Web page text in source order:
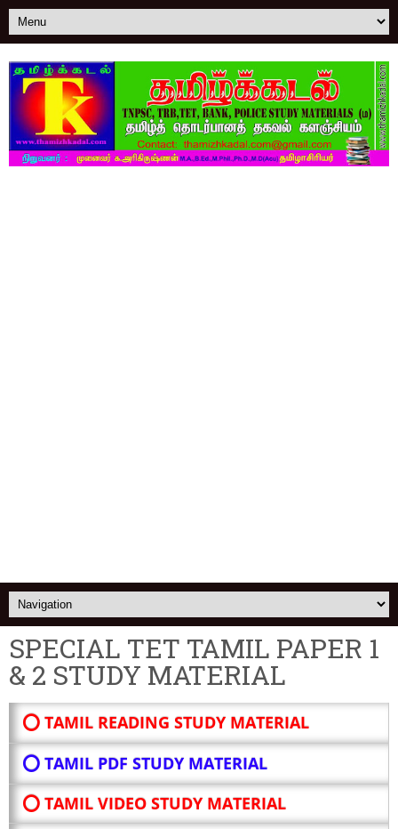
SPECIAL TET TAMIL PAPER 1
& 2 STUDY MATERIAL
⭕ TAMIL READING STUDY MATERIAL
⭕ TAMIL PDF STUDY MATERIAL
⭕ TAMIL VIDEO STUDY MATERIAL